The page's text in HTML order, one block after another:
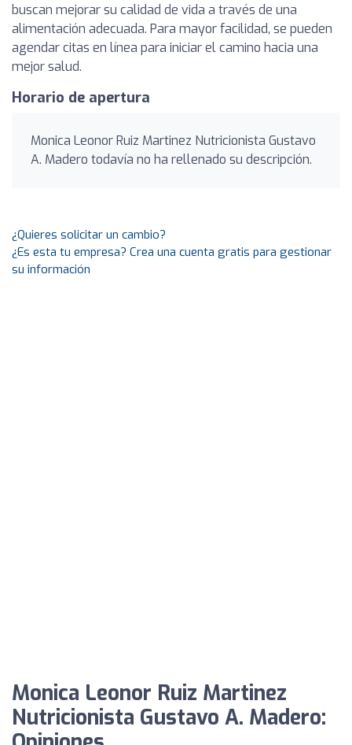
buscan mejorar su calidad de vida a través de una
alimentación adecuada. Para mayor facilidad, se pueden
agendar citas en línea para iniciar el camino hacia una
mejor salud.
Horario de apertura
Monica Leonor Ruiz Martinez Nutricionista Gustavo
A. Madero todavía no ha rellenado su descripción.
¿Quieres solicitar un cambio?
¿Es esta tu empresa? Crea una cuenta gratis para gestionar
su información
Monica Leonor Ruiz Martinez
Nutricionista Gustavo A. Madero: